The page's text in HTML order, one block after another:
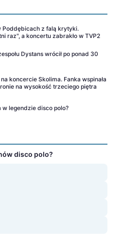
Poddębicach z falą krytyki.
raz", a koncertu zabrakło w TVP2
Dystans wrócił po ponad 30
koncercie Skolima. Fanka wspinała
na wysokość trzeciego piętra
w legendzie disco polo?
disco polo?